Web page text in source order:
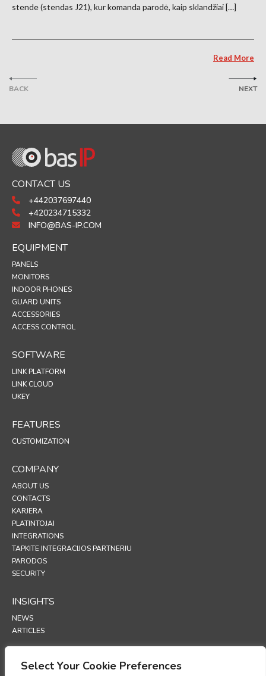
Select Your Cookie Preferences
BACK
stende (stendas J21), kur komanda parodė, kaip sklandžiai […]
Read More
NEXT
CONTACT US
+442037697440
+420234715332
INFO@BAS-IP.COM
EQUIPMENT
PANELS
MONITORS
INDOOR PHONES
GUARD UNITS
ACCESSORIES
ACCESS CONTROL
SOFTWARE
LINK PLATFORM
LINK CLOUD
UKEY
FEATURES
CUSTOMIZATION
COMPANY
ABOUT US
CONTACTS
KARJERA
PLATINTOJAI
INTEGRATIONS
TAPKITE INTEGRACIJOS PARTNERIU
PARODOS
SECURITY
INSIGHTS
NEWS
ARTICLES
SUPPORT